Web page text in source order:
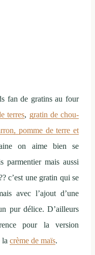
fan de gratins au four
terres, gratin de chou-
pomme de terre et
on aime bien se
parmentier mais aussi
c’est une gratin qui se
avec l’ajout d’une
pur délice. D’ailleurs
pour la version
la crème de maïs.